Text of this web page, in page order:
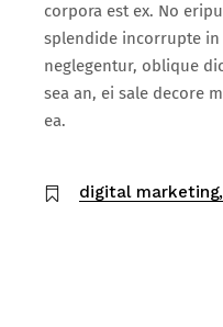
corpora est ex. No
splendide incorrupte
neglegentur, oblique
sea an, ei sale decore
ea.
digital marketing